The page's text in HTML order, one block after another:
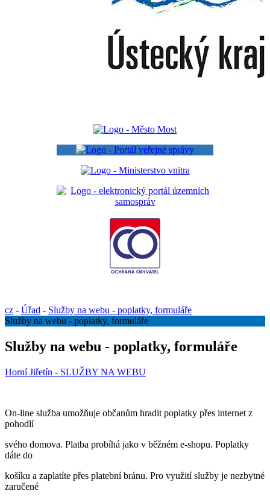
cz - Úřad - Služby na webu - poplatky, formuláře
Služby na webu - poplatky, formuláře
Služby na webu - poplatky, formuláře
Horní Jiřetín - SLUŽBY NA WEBU
On-line služba umožňuje občanům hradit poplatky přes internet z
pohodlí
svého domova. Platba probíhá jako v běžném e-shopu. Poplatky
dáte do
košíku a zaplatíte přes platební bránu. Pro využití služby je nezbytné
zaručené